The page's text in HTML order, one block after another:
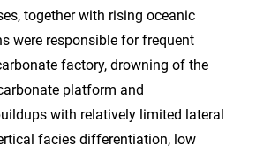
together with rising oceanic
were responsible for frequent
factory, drowning of the
platform and
with relatively limited lateral
facies differentiation, low